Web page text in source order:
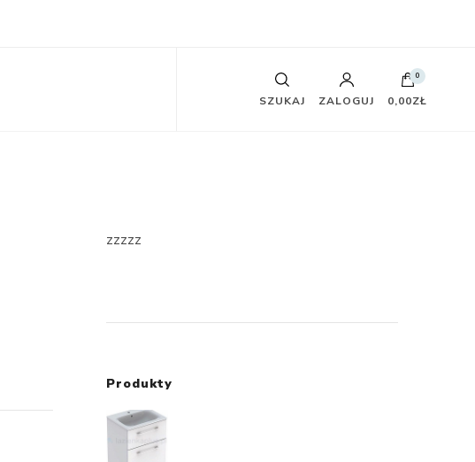
SZUKAJ ZALOGUJ
0
0,00ZŁ
zzzzz
Produkty